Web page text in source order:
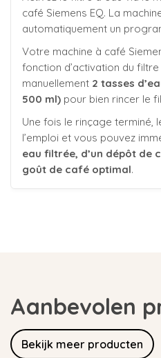
café Siemens EQ. La
automatiquement un
Votre machine à café
fonction d’activation du
manuellement 2 tasses
500 ml) pour bien rincer le
Une fois le rinçage terminé,
l’emploi et vous pouvez
eau filtrée, d’un dépôt de
goût de café optimal.
Aanbevolen
Bekijk meer producten